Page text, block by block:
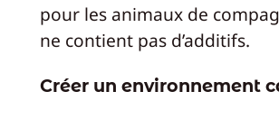
pour les animaux de
ne contient pas d’additifs.
Créer un environnement